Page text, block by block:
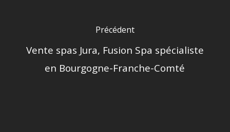
Précédent
Vente spas Jura, Fusion Spa spécialiste
en Bourgogne-Franche-Comté